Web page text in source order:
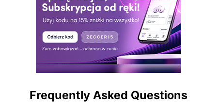
Frequently Asked Questions